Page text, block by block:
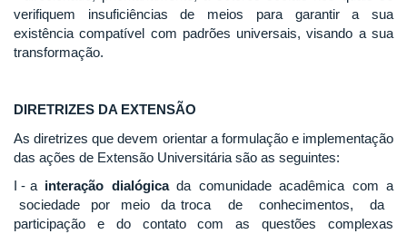
verifiquem insuficiências de meios para garantir a sua
existência compatível com padrões universais, visando a sua
transformação.
DIRETRIZES DA EXTENSÃO
As diretrizes que devem orientar a formulação e implementação
das ações de Extensão Universitária são as seguintes:
I - a interação dialógicada comunidade acadêmica com a
sociedade por meio da troca de conhecimentos, da
participação e do contato com as questões complexas